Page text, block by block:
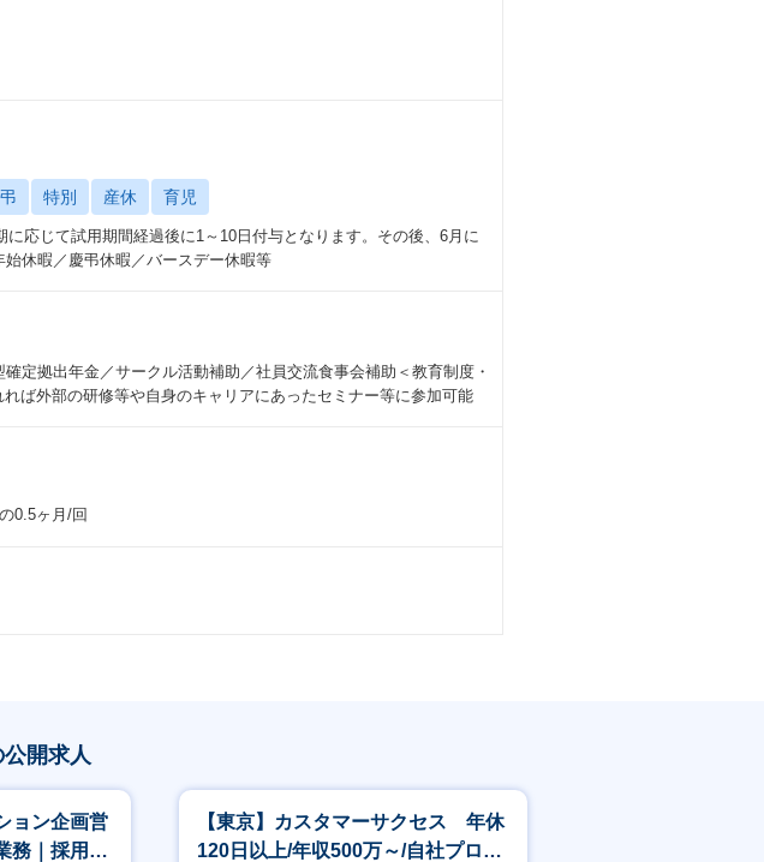
特別 産休 育児
応じて試用期間経過後に1～10日付与となります。その後、6月に
休暇／慶弔休暇／バースデー休暇等
定拠出年金／サークル活動補助／社員交流食事会補助＜教育制度・
ば外部の研修等や自身のキャリアにあったセミナー等に参加可能
0.5ヶ月/回
開求人
ョン企画営
務｜採用プ
【東京】カスタマーサクセス 年休
120日以上/年収500万～/自社プロダ